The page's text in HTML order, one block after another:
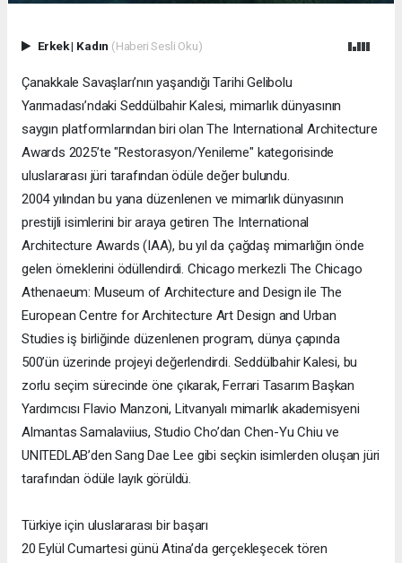
Erkek| Kadın (Haberi Sesli Oku)
Çanakkale Savaşları’nın yaşandığı Tarihi Gelibolu
Yarımadası’ndaki Seddülbahir Kalesi, mimarlık dünyasının
saygın platformlarından biri olan The International Architecture
Awards 2025’te "Restorasyon/Yenileme" kategorisinde
uluslararası jüri tarafından ödüle değer bulundu.
2004 yılından bu yana düzenlenen ve mimarlık dünyasının
prestijli isimlerini bir araya getiren The International
Architecture Awards (IAA), bu yıl da çağdaş mimarlığın önde
gelen örneklerini ödüllendirdi. Chicago merkezli The Chicago
Athenaeum: Museum of Architecture and Design ile The
European Centre for Architecture Art Design and Urban
Studies iş birliğinde düzenlenen program, dünya çapında
500’ün üzerinde projeyi değerlendirdi. Seddülbahir Kalesi, bu
zorlu seçim sürecinde öne çıkarak, Ferrari Tasarım Başkan
Yardımcısı Flavio Manzoni, Litvanyalı mimarlık akademisyeni
Almantas Samalaviius, Studio Cho’dan Chen-Yu Chiu ve
UNITEDLAB’den Sang Dae Lee gibi seçkin isimlerden oluşan jüri
tarafından ödüle layık görüldü.
Türkiye için uluslararası bir başarı
20 Eylül Cumartesi günü Atina’da gerçekleşecek tören